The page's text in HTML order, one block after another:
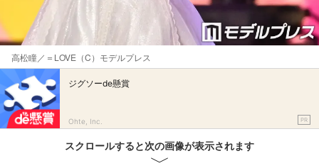
高松瞳／＝LOVE（C）モデルプレス
ジグソーde懸賞
Ohte, Inc. PR
スクロールすると次の画像が表示されます